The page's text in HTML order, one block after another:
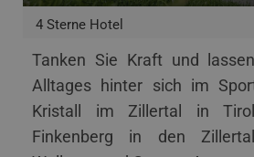
4 Sterne Hotel
Tanken Sie Kraft und
Alltages hinter sich im
Kristall im Zillertal in
Finkenberg in den